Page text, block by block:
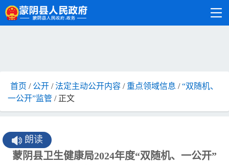
首页 / 公开 /法定主动公开内容 / 重点领域信息 /“双随机、
一公开”监管 / 正文
朗读
蒙阴县卫生健康局2024年度“双随机、一公开”